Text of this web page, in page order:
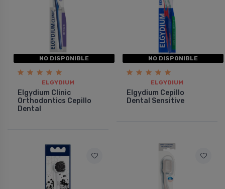
NO DISPONIBLE
ELGYDIUM
Elgydium Clinic
Orthodontics Cepillo
Dental
NO DISPONIBLE
ELGYDIUM
Elgydium Cepillo
Dental Sensitive